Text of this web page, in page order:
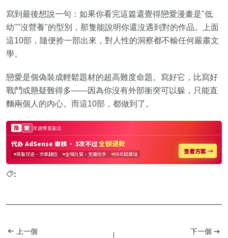
寫到最後想說一句：如果你看完這篇還覺得戀愛漫畫是"低
幼""沒營養"的型別，那隻能說明你還沒遇到對的作品。上面
這10部，隨便拎一部出來，對人性的洞察都不輸任何嚴肅文
學。
戀愛是個偽裝成輕鬆題材的超高難度命題。寫好它，比寫好
戰鬥或懸疑難得多——因為你沒有外部衝突可以躲，只能直
麵兩個人的內心。而這10部，都做到了。
:
上一個 下一個